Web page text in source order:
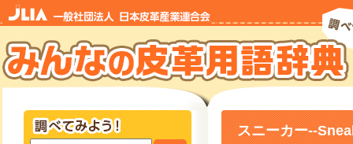
スニーカー--